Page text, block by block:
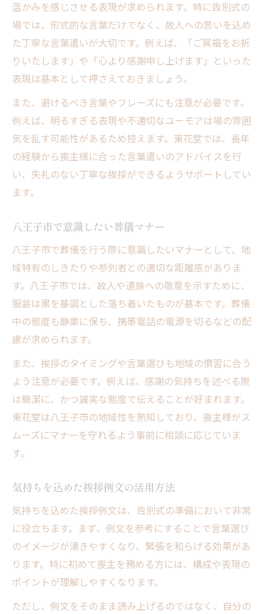
温かみを感じさせる表現が求められます。特に告別式の
場では、形式的な言葉だけでなく、故人への思いを込め
た丁寧な言葉遣いが大切です。例えば、「ご冥福をお祈
りいたします」や「心より感謝申し上げます」といった
表現は基本として押さえておきましょう。
また、避けるべき言葉やフレーズにも注意が必要です。
例えば、明るすぎる表現や不適切なユーモアは場の雰囲
気を乱す可能性があるため控えます。東花堂では、長年
の経験から喪主様に合った言葉遣いのアドバイスを行
い、失礼のない丁寧な挨拶ができるようサポートしてい
ます。
八王子市で意識したい葬儀マナー
八王子市で葬儀を行う際に意識したいマナーとして、地
域特有のしきたりや参列者との適切な距離感がありま
す。八王子市では、故人や遺族への敬意を示すために、
服装は黒を基調とした落ち着いたものが基本です。葬儀
中の態度も静粛に保ち、携帯電話の電源を切るなどの配
慮が求められます。
また、挨拶のタイミングや言葉選びも地域の慣習に合う
よう注意が必要です。例えば、感謝の気持ちを述べる際
は簡潔に、かつ誠実な態度で伝えることが好まれます。
東花堂は八王子市の地域性を熟知しており、喪主様がス
ムーズにマナーを守れるよう事前に相談に応じていま
す。
気持ちを込めた挨拶例文の活用方法
気持ちを込めた挨拶例文は、告別式の準備において非常
に役立ちます。まず、例文を参考にすることで言葉選び
のイメージが湧きやすくなり、緊張を和らげる効果があ
ります。特に初めて喪主を務める方には、構成や表現の
ポイントが理解しやすくなります。
ただし、例文をそのまま読み上げるのではなく、自分の